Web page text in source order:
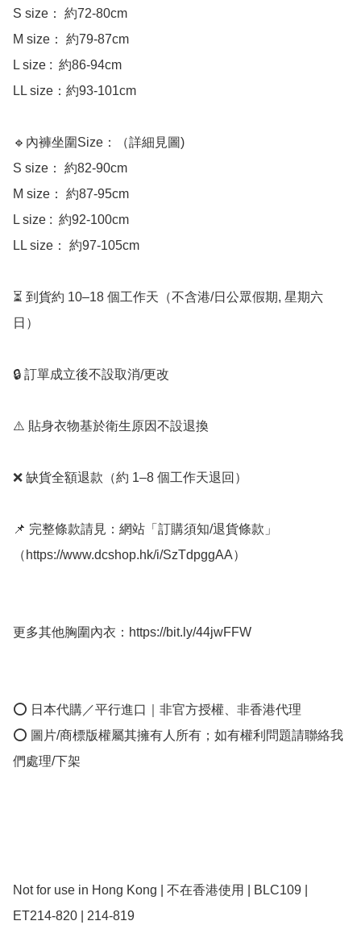
S size： 約72-80cm
M size： 約79-87cm
L size :  約86-94cm
LL size：約93-101cm
🔹內褲坐圍Size：（詳細見圖)
S size： 約82-90cm
M size： 約87-95cm
L size :  約92-100cm
LL size： 約97-105cm
⏳ 到貨約 10–18 個工作天（不含港/日公眾假期, 星期六
日）
🔒 訂單成立後不設取消/更改
⚠️ 貼身衣物基於衛生原因不設退換
❌ 缺貨全額退款（約 1–8 個工作天退回）
📌 完整條款請見：網站「訂購須知/退貨條款」
（https://www.dcshop.hk/i/SzTdpggAA）
更多其他胸圍內衣：https://bit.ly/44jwFFW
⭕ 日本代購／平行進口｜非官方授權、非香港代理
⭕ 圖片/商標版權屬其擁有人所有；如有權利問題請聯絡我
們處理/下架
Not for use in Hong Kong | 不在香港使用 | BLC109 |
ET214-820 | 214-819